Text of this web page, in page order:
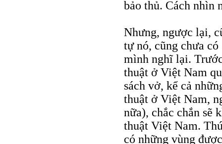
bảo thủ. Cách nhìn
Nhưng, ngược lại,
tự nó, cũng chưa
mình nghĩ lại.
thuật ở Việt Nam
sách vở, kể cả
thuật ở Việt Nam,
nữa), chắc chắn sẽ
thuật Việt Nam.
có những vùng